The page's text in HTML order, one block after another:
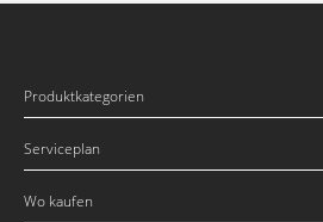
Produktkategorien
Serviceplan
Wo kaufen